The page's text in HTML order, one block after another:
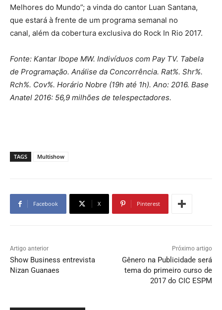
Melhores do Mundo”; a vinda do cantor Luan Santana,
que estará à frente de um programa semanal no
canal, além da cobertura exclusiva do Rock In Rio 2017.
Fonte: Kantar Ibope MW. Indivíduos com Pay TV. Tabela
de Programação. Análise da Concorrência. Rat%. Shr%.
Rch%. Cov%. Horário Nobre (19h até 1h). Ano: 2016. Base
Anatel 2016: 56,9 milhões de telespectadores.
TAGS Multishow
Facebook X Pinterest
Artigo anterior
Show Business entrevista
Nizan Guanaes
Próximo artigo
Gênero na Publicidade será
tema do primeiro curso de
2017 do CIC ESPM